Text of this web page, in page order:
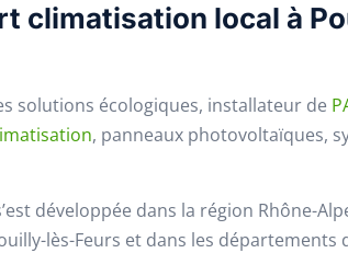
climatisation local à
solutions écologiques, installateur de
, panneaux photovoltaïques,
développée dans la région Rhône-
lès-Feurs et dans les départements